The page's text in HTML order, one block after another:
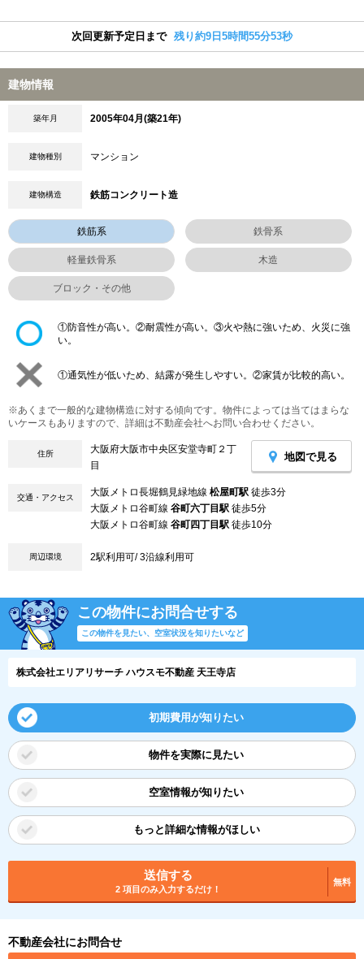
次回更新予定日まで 残り約9日5時間55分52秒
建物情報
築年月 2005年04月(築21年)
建物種別 マンション
建物構造 鉄筋コンクリート造
鉄筋系 鉄骨系
軽量鉄骨系 木造
ブロック・その他
①防音性が高い。②耐震性が高い。③火や熱に強いため、火災に強
い。
①通気性が低いため、結露が発生しやすい。②家賃が比較的高い。
※あくまで一般的な建物構造に対する傾向です。物件によっては当てはまらな
いケースもありますので、詳細は不動産会社へお問い合わせください。
住所
大阪府大阪市中央区安堂寺町２丁
目
地図で見る
交通・アクセス 大阪メトロ長堀鶴見緑地線 松屋町駅 徒歩3分
大阪メトロ谷町線 谷町六丁目駅 徒歩5分
大阪メトロ谷町線 谷町四丁目駅 徒歩10分
周辺環境 2駅利用可/ 3沿線利用可
この物件にお問合せする
この物件を見たい、空室状況を知りたいなど
株式会社エリアリサーチ ハウスモ不動産 天王寺店
初期費用が知りたい
物件を実際に見たい
空室情報が知りたい
もっと詳細な情報がほしい
送信する
2 項目のみ入力するだけ！
無料
不動産会社にお問合せ